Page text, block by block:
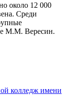
около 12 000
Среди
М.М. Вересин.
колледж имени